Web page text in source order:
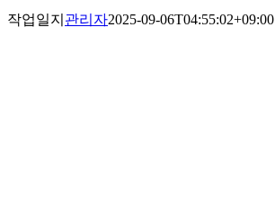
작업일지 관리자2025-09-06T04:55:02+09:00